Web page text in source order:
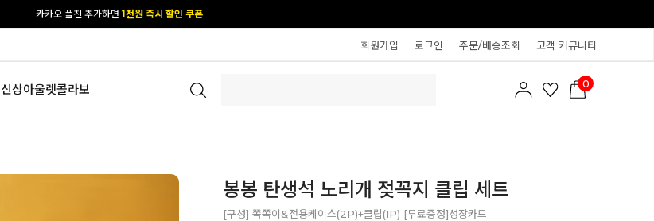
[공식몰 단독] 앱 다운받고2% 결제 할인 받기
회원가입 로그인 주문/배송조회 고객 커뮤니티
신상아울렛콜라보 0
봉봉 탄생석 노리개 젖꼭지 클립 세트
[구성] 쪽쪽이&전용케이스(2P)+클립(1P) [무료증정]성장카드